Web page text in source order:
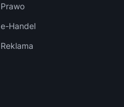
Prawo
e-Handel
Reklama